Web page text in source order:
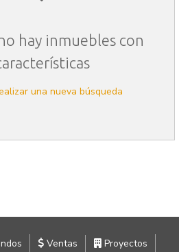
hay inmuebles con
una nueva búsqueda
Ventas Proyectos